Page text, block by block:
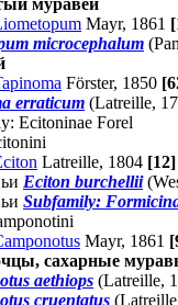
Mayr, 1861
microcephalum
Förster, 1850
erraticum (Latreille,
Ecitoninae Forel
Latreille, 1804
Eciton burchellii
Subfamily:
Mayr, 1861
сахарные
aethiops (Latreille,
cruentatus